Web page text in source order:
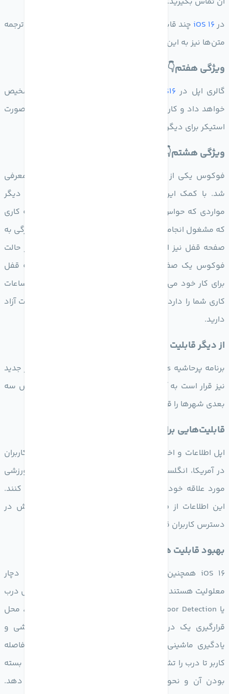
در iOS 16 چند قابلیت جدید مثل تبدیل نرخ ارزهای مختلف و ترجمه
متن‌ها نیز به این ویژگی اضافه شده است.
ویژگی هفتم👇
گالری اپل درIOS16
قسمت های اصلی یک تصویر را تشخیص
خواهد داد و کاربران قادر خواهند بود که آن تصویر را به صورت
استیکر برای دیگران ارسال کنند.
ویژگی هشتم👇
فوکوس یکی از ویژگی‌های کاربردی بود که در
معرفی
شد. با کمک این ویژگی می‌توانستید نوتیفیکیشن‌ها یا دیگر
مواردی که حواس شما را پرت می‌کرد بلاک کرده و فقط به کاری
که مشغول انجامش بودید متمرکز شوید. در
این ویژگی به
صفحه قفل نیز افزوده شده است. شما می‌توانید برای هر حالت
فوکوس یک صفحه قفل متفاوت بسازید. مثلا یک صفحه قفل
برای کار خود می‌سازید که والپیپر و ویجت‌های مربوط به ساعات
کاری شما را دارد و یک صفحه دیگر برای زمان‌هایی که وقت آزاد
دارید.
از دیگر قابلیت های IOS16
برنامه پرحاشیه Maps نیز در 10 کشور بروز شده و 11 کشور جدید
نیز قرار است به آن اضافه شود و قابلیت هایی مثل نمایش سه
بعدی شهرها را قرار داده است.
قابلیت‌هایی برای ورزشکاران در iOS 16
اپل اطلاعات و اخبار ورزشی را به اپل نیوز اضافه می کند. کاربران
در آمریکا، انگلستان، کانادا و استرالیا می توانند اطلاعات ورزشی
مورد علاقه خود را در اپلیکیشن خبری Apple News دنبال کنند.
این اطلاعات از طریق اپلیکیشن، ویجت و حتی اعلان پوش در
دسترس کاربران قرار می گیرد.
بهبود قابلیت های دسترسی پذیری
iOS 16 همچنین با ویژگی‌های جدیدی برای کاربرانی که دچار
معلولیت هستند عرضه می‌شود. ویژگی اول قابلیت تشخیص درب
یا Door Detection است که می‌تواند به کاربران کمک کند، محل
قرارگیری یک درب را با کمک اسکنر لایدار، دوربین گوشی و
یادگیری ماشینی پیدا کنند. این قابلیت نه‌تنها می‌تواند فاصله
کاربر تا درب را تشخیص دهد بلکه اطلاعات کلیدی مثل باز یا بسته
بودن آن و نحوه باز کردن درب را هم به کاربر اطلاع دهد.